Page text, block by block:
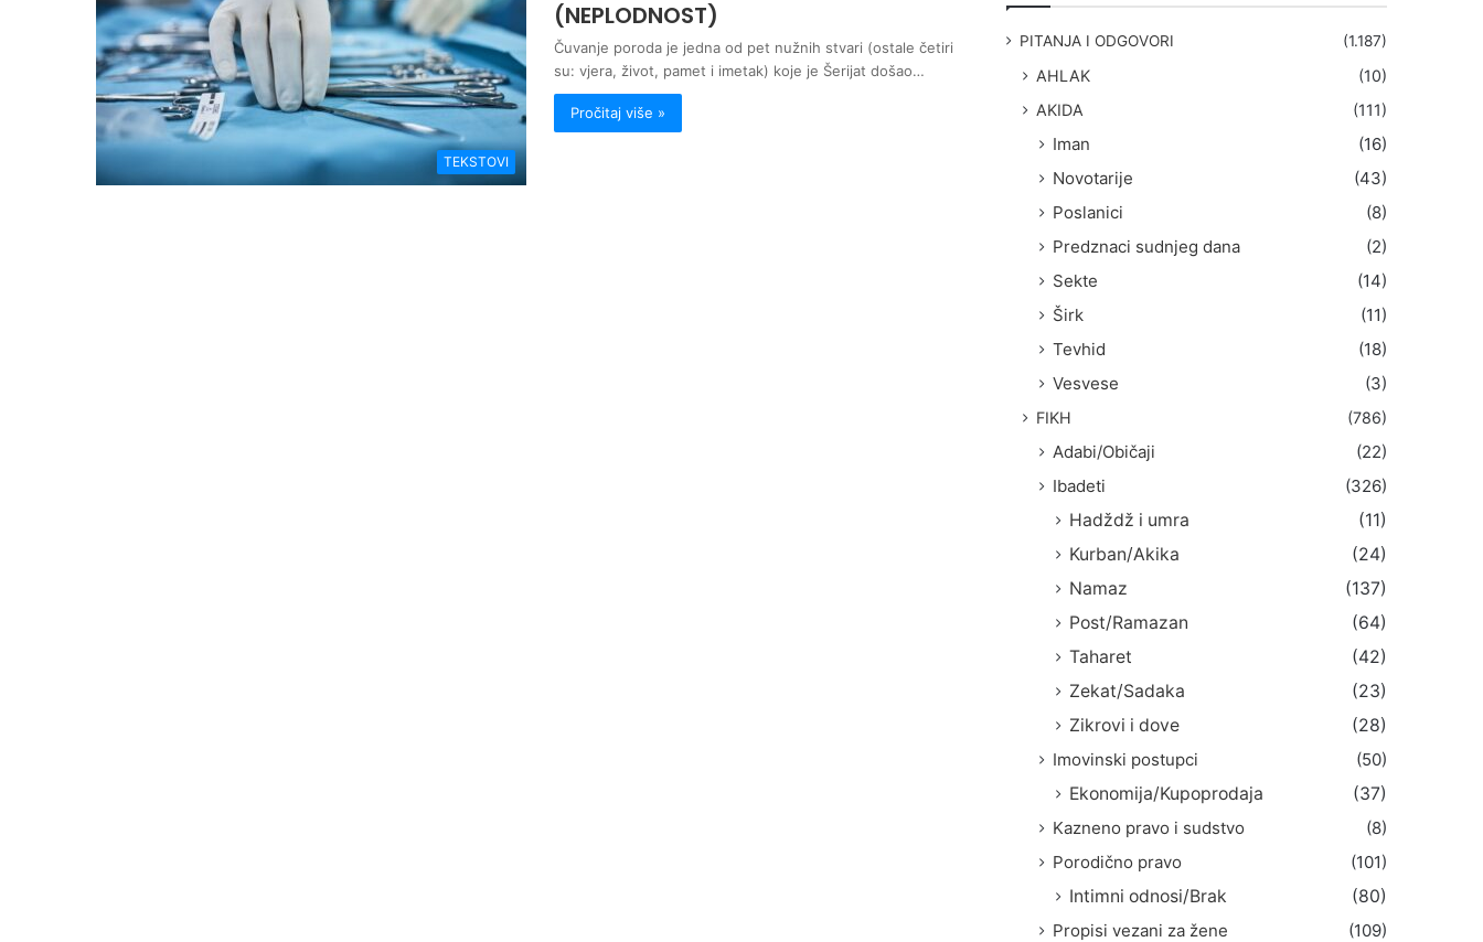
TEKSTOVI
(NEPLODNOST)
Čuvanje poroda je jedna od pet nužnih stvari (ostale četiri
su: vjera, život, pamet i imetak) koje je Šerijat došao…
Pročitaj više »
PITANJA I ODGOVORI (1.187)
AHLAK
(10)
AKIDA
(111)
Iman
(16)
Novotarije
(43)
Poslanici
(8)
Predznaci sudnjeg dana
(2)
Sekte
(14)
Širk
(11)
Tevhid
(18)
Vesvese
(3)
FIKH (786)
Adabi/Običaji
(22)
Ibadeti
(326)
Hadždž i umra
(11)
Kurban/Akika
(24)
Namaz
(137)
Post/Ramazan
(64)
Taharet
(42)
Zekat/Sadaka
(23)
Zikrovi i dove
(28)
Imovinski postupci
(50)
Ekonomija/Kupoprodaja
(37)
Kazneno pravo i sudstvo
(8)
Porodično pravo
(101)
Intimni odnosi/Brak
(80)
Propisi vezani za žene
(109)